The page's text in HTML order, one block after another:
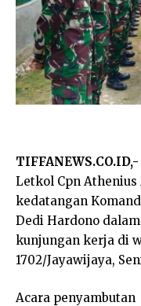
TIFFANEWS.CO.ID,-
Letkol Cpn Athenius
kedatangan
Dedi Hardono
kunjungan kerja di
1702/Jayawijaya,
Acara